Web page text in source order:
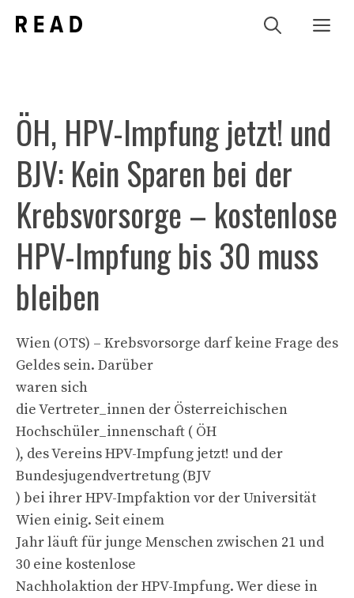
Inhalt
ÖH, HPV-Impfung jetzt! und
BJV: Kein Sparen bei der
Krebsvorsorge – kostenlose
HPV-Impfung bis 30 muss
bleiben
Wien (OTS) – Krebsvorsorge darf keine Frage des
Geldes sein. Darüber
waren sich
die Vertreter_innen der Österreichischen
Hochschüler_innenschaft ( ÖH
), des Vereins HPV-Impfung jetzt! und der
Bundesjugendvertretung (BJV
) bei ihrer HPV-Impfaktion vor der Universität
Wien einig. Seit einem
Jahr läuft für junge Menschen zwischen 21 und
30 eine kostenlose
Nachholaktion der HPV-Impfung. Wer diese in